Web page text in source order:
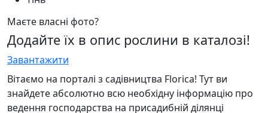
Маєте власні фото?
Додайте їх в опис рослини в каталозі!
Завантажити
Вітаємо на порталі з садівництва Florica! Тут ви
знайдете абсолютно всю необхідну інформацію про
ведення господарства на присадибній ділянці